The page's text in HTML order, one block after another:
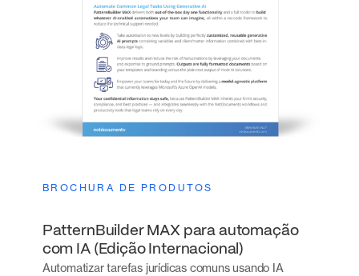
BROCHURA DE PRODUTOS
PatternBuilder MAX para automação
com IA (Edição Internacional)
Automatizar tarefas jurídicas comuns usando IA